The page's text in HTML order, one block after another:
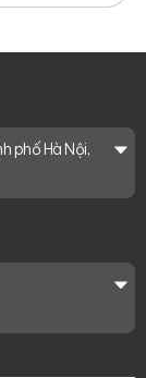
phố Hà Nội,